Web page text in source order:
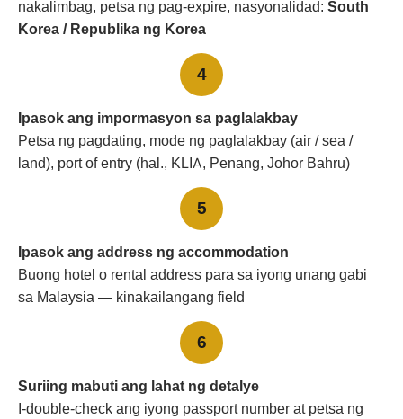
nakalimbag, petsa ng pag-expire, nasyonalidad: South
Korea / Republika ng Korea
4
Ipasok ang impormasyon sa paglalakbay
Petsa ng pagdating, mode ng paglalakbay (air / sea /
land), port of entry (hal., KLIA, Penang, Johor Bahru)
5
Ipasok ang address ng accommodation
Buong hotel o rental address para sa iyong unang gabi
sa Malaysia — kinakailangang field
6
Suriing mabuti ang lahat ng detalye
I-double-check ang iyong passport number at petsa ng